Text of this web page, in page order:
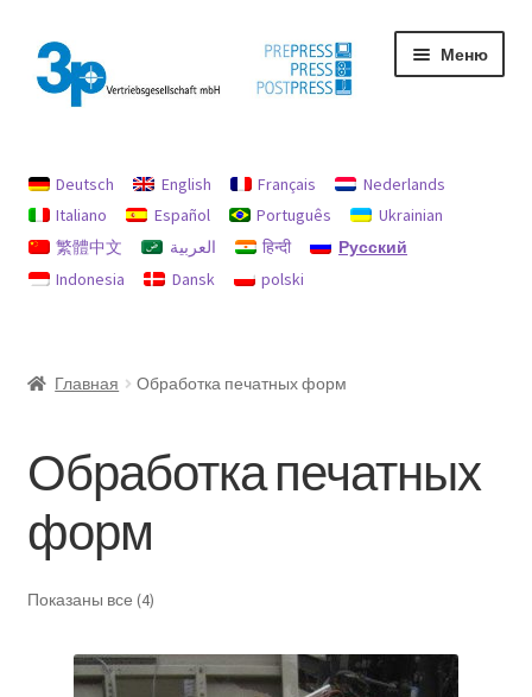
Перейти
навигации
Перейти
содержимому
Меню
My Account
Used machines
Deutsch English Français
Nederlands
Italiano
Español Português
Ukrainian
繁體中文
العربية हिन्दी
Русский
Indonesia
Dansk polski
Главная Обработка печатных форм
Обработка печатных
форм
Показаны все (4)